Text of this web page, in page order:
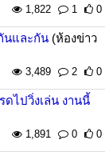
1,822 1 0
นและกัน (ห้องข่าว
3,489 2 0
ไปวิ่งเล่น งานนี้
1,891 0 0